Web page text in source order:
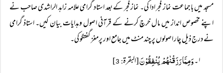
مسجد میں باجماعت نماز فجر ادا کی۔ نماز فجر کے بعد استاد گرامی علامہ زاہد الراشدی صاحب نے
اپنے مخصوص انداز میں مال خرچ کرنے کے قرآنی اصول وہدایات بیان کیں۔ استاذ گرامی
نے درج ذیل چار اصولوں پر چند منٹ میں جامع اور پرمغز گفتگو کی۔
۱۔ وَمِمَّا رَزَقْنٰھُمْ یُنْفِقُوْنَ[البقرۃ: 3
]